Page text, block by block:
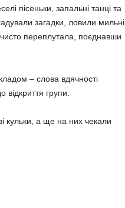
пісеньки, запальні танці та
загадки, ловили мильні
чисто переплутала, поєднавши
– слова вдячності
відкриття групи.
кульки, а ще на них чекали